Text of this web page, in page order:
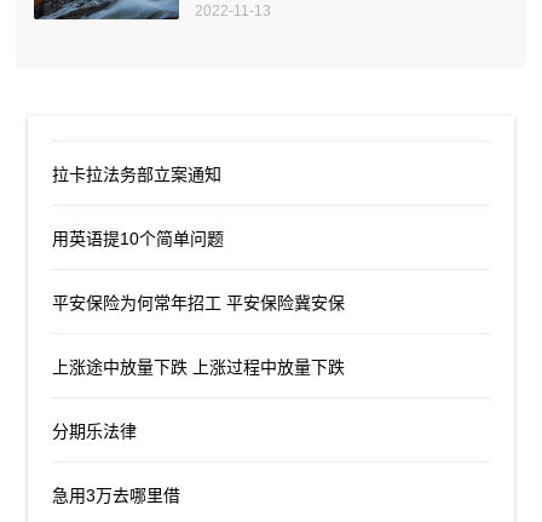
2022-11-13
拉卡拉法务部立案通知
用英语提10个简单问题
平安保险为何常年招工 平安保险冀安保
上涨途中放量下跌 上涨过程中放量下跌
分期乐法律
急用3万去哪里借